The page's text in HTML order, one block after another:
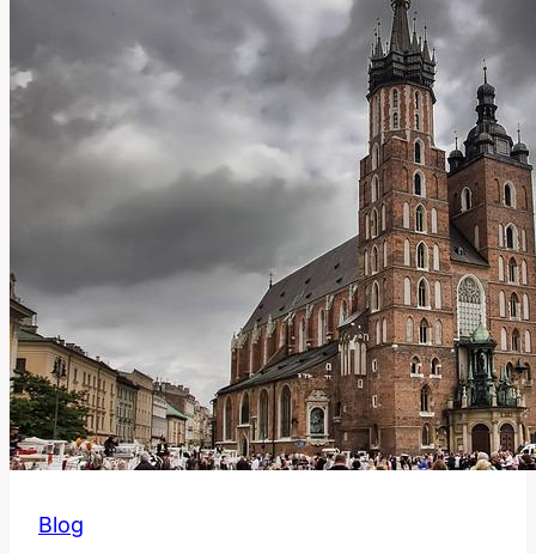
Význam
Použití
Angličtině?
Blog